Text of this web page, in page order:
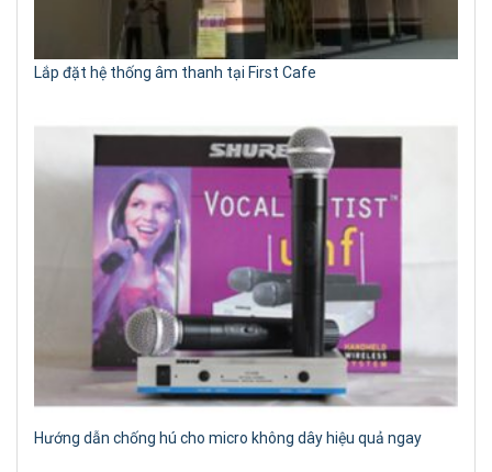
Lắp đặt hệ thống âm thanh tại First Cafe
Hướng dẫn chống hú cho micro không dây hiệu quả ngay